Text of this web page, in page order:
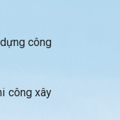
công
công xây